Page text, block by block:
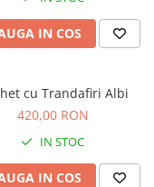
IN COS
cu Trandafiri Albi
420,00 RON
IN STOC
IN COS